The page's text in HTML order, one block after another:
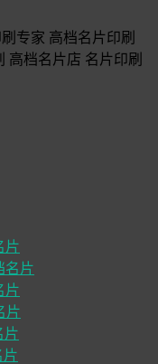
专家 高档名片印刷
高档名片店 名片印刷
片
名片
片
片
片
片